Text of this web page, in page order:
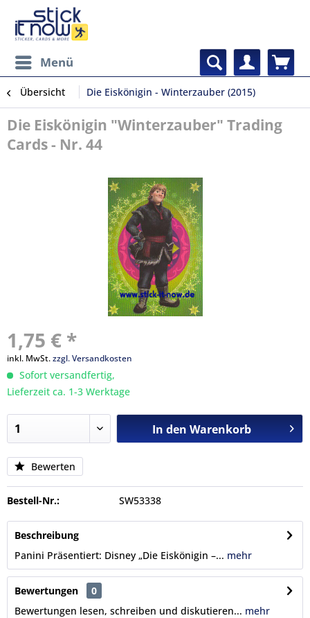
Menü
Übersicht Die Eiskönigin - Winterzauber (2015)
Die Eiskönigin "Winterzauber" Trading
Cards - Nr. 44
1,75 € *
inkl. MwSt.zzgl. Versandkosten
Sofort versandfertig,
Lieferzeit ca. 1-3 Werktage
In den Warenkorb
Bewerten
Bestell-Nr.: SW53338
Beschreibung
Panini Präsentiert: Disney „Die Eiskönigin –... mehr
Bewertungen
0
Bewertungen lesen, schreiben und diskutieren... mehr